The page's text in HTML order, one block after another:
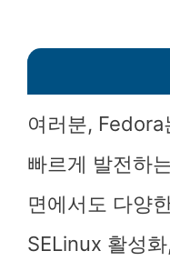
여러분, Fedora
빠르게 발전하
면에서도 다양
SELinux 활성